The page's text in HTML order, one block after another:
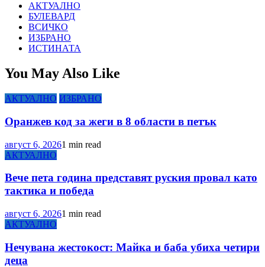
АКТУАЛНО
БУЛЕВАРД
ВСИЧКО
ИЗБРАНО
ИСТИНАТА
You May Also Like
АКТУАЛНО ИЗБРАНО
Оранжев код за жеги в 8 области в петък
август 6, 20261 min read
АКТУАЛНО
Вече пета година представят руския провал като
тактика и победа
август 6, 20261 min read
АКТУАЛНО
Нечувана жестокост: Майка и баба убиха четири
деца